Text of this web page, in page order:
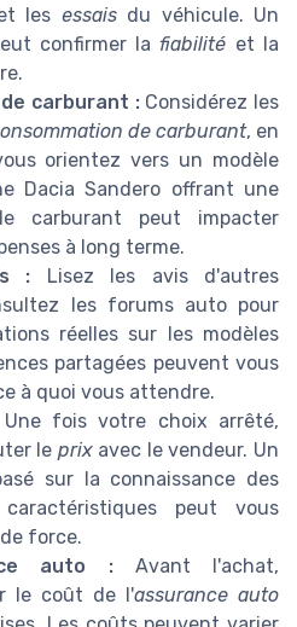
les essaisdu véhicule. Un
confirmer la fiabilité et la
de carburant :Considérez les
de carburant, en
orientez vers un modèle
Dacia Sandero offrant une
carburant peut impacter
à long terme.
: Lisez les avis d'autres
les forums auto pour
réelles sur les modèles
partagées peuvent vous
à quoi vous attendre.
Une fois votre choix arrêté,
le prixavec le vendeur. Un
sur la connaissance des
peut vous
force.
auto :Avant l'achat,
le coût de l'assurance auto